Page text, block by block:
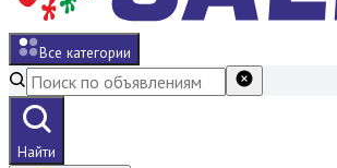
Все категории
Найти